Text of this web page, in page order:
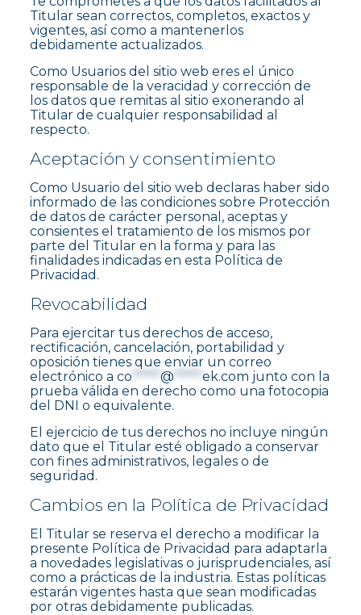
Titular sean correctos, completos, exactos y
vigentes, así como a mantenerlos
debidamente actualizados.
Como Usuarios del sitio web eres el único
responsable de la veracidad y corrección de
los datos que remitas al sitio exonerando al
Titular de cualquier responsabilidad al
respecto.
Aceptación y consentimiento
Como Usuario del sitio web declaras haber sido
informado de las condiciones sobre Protección
de datos de carácter personal, aceptas y
consientes el tratamiento de los mismos por
parte del Titular en la forma y para las
finalidades indicadas en esta Política de
Privacidad.
Revocabilidad
Para ejercitar tus derechos de acceso,
rectificación, cancelación, portabilidad y
oposición tienes que enviar un correo
electrónico a co*****@*****ek.com junto con la
prueba válida en derecho como una fotocopia
del DNI o equivalente.
El ejercicio de tus derechos no incluye ningún
dato que el Titular esté obligado a conservar
con fines administrativos, legales o de
seguridad.
Cambios en la Política de Privacidad
El Titular se reserva el derecho a modificar la
presente Política de Privacidad para adaptarla
a novedades legislativas o jurisprudenciales, así
como a prácticas de la industria. Estas políticas
estarán vigentes hasta que sean modificadas
por otras debidamente publicadas.